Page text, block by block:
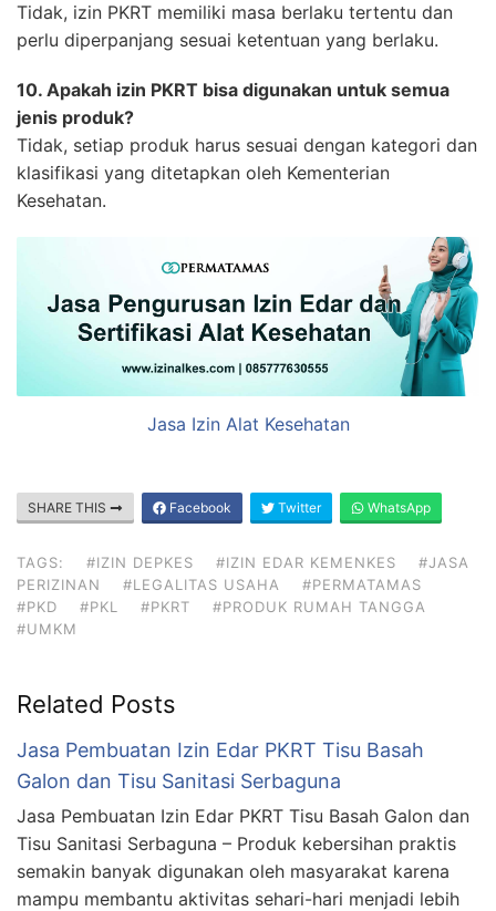
Tidak, izin PKRT memiliki masa berlaku tertentu dan
perlu diperpanjang sesuai ketentuan yang berlaku.
10. Apakah izin PKRT bisa digunakan untuk semua
jenis produk?
Tidak, setiap produk harus sesuai dengan kategori dan
klasifikasi yang ditetapkan oleh Kementerian
Kesehatan.
Jasa Izin Alat Kesehatan
SHARE THIS Facebook Twitter WhatsApp
TAGS: #IZIN DEPKES #IZIN EDAR KEMENKES
#JASA
PERIZINAN
#LEGALITAS USAHA
#PERMATAMAS
#PKD
#PKL #PKRT
#PRODUK RUMAH TANGGA
#UMKM
Related Posts
Jasa Pembuatan Izin Edar PKRT Tisu Basah
Galon dan Tisu Sanitasi Serbaguna
Jasa Pembuatan Izin Edar PKRT Tisu Basah Galon dan
Tisu Sanitasi Serbaguna – Produk kebersihan praktis
semakin banyak digunakan oleh masyarakat karena
mampu membantu aktivitas sehari-hari menjadi lebih